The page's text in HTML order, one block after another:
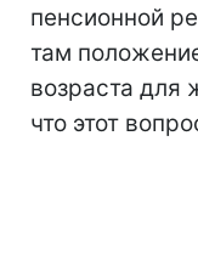
пенсионной
там
возраста для
что этот